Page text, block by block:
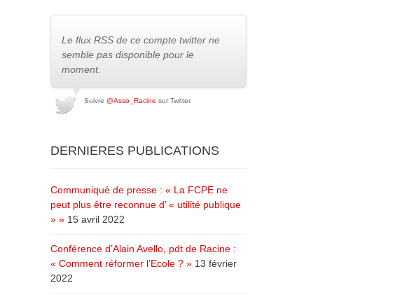
Le flux RSS de ce compte twitter ne
semble pas disponible pour le
moment.
Suivre @Asso_Racine sur Twitter.
DERNIERES PUBLICATIONS
Communiqué de presse : « La FCPE ne
peut plus être reconnue d’ « utilité publique
» » 15 avril 2022
Conférence d’Alain Avello, pdt de Racine :
« Comment réformer l’Ecole ? » 13 février
2022